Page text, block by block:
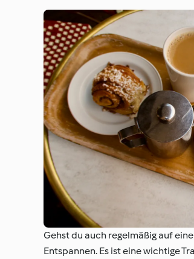
Gehst du auch regelmäßig auf
Entspannen. Es ist eine wichtige